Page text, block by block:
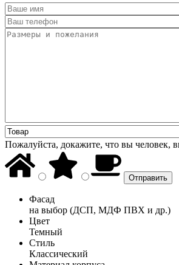
Пожалуйста, докажите, что вы человек,
Фасад
на выбор (ДСП, МДФ ПВХ и др.)
Цвет
Темный
Стиль
Классический